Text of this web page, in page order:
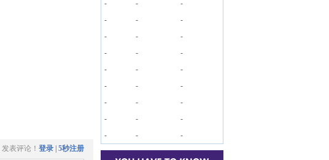
表评论！ 登录 5秒注册
-
-
-
-
-
-
-
-
-
-
-
-
-
-
-
-
-
-
-
-
-
-
-
-
-
- -